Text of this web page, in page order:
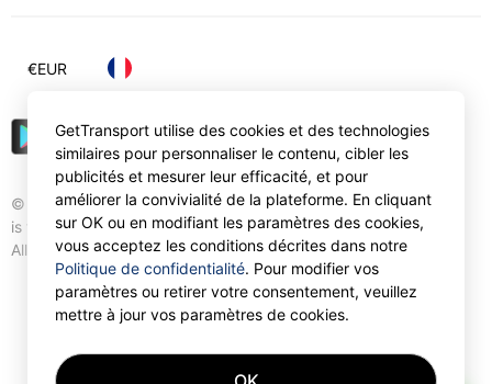
© Gettransport International Limited. GetTransport®
is trademark of Gettransport International Limited.
All rights reserved.
€EUR
GetTransport utilise des cookies et des technologies
similaires pour personnaliser le contenu, cibler les
publicités et mesurer leur efficacité, et pour
améliorer la convivialité de la plateforme. En cliquant
sur OK ou en modifiant les paramètres des cookies,
vous acceptez les conditions décrites dans notre
Politique de confidentialité. Pour modifier vos
paramètres ou retirer votre consentement, veuillez
mettre à jour vos paramètres de cookies.